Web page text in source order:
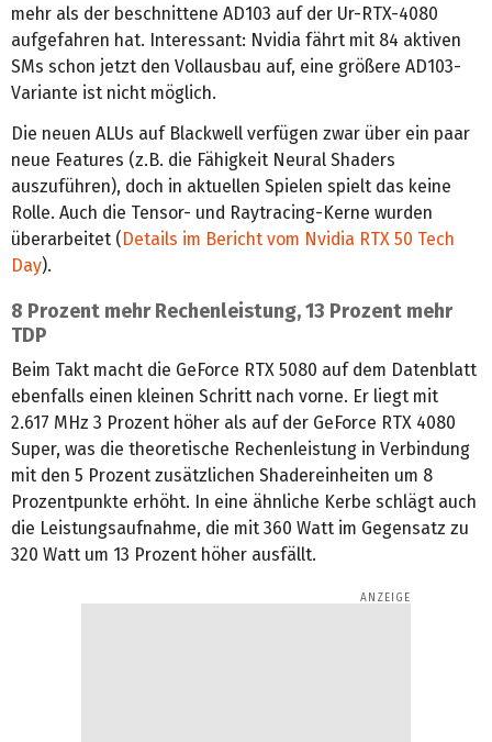
mehr als der beschnittene AD103 auf der Ur-RTX-4080
aufgefahren hat. Interessant: Nvidia fährt mit 84 aktiven
SMs schon jetzt den Vollausbau auf, eine größere AD103-
Variante ist nicht möglich.
Die neuen ALUs auf Blackwell verfügen zwar über ein paar
neue Features (z.B. die Fähigkeit Neural Shaders
auszuführen), doch in aktuellen Spielen spielt das keine
Rolle. Auch die Tensor- und Raytracing-Kerne wurden
überarbeitet ( Details im Bericht vom Nvidia RTX 50 Tech
Day).
8 Prozent mehr Rechenleistung, 13 Prozent mehr
TDP
Beim Takt macht die GeForce RTX 5080 auf dem Datenblatt
ebenfalls einen kleinen Schritt nach vorne. Er liegt mit
2.617 MHz 3 Prozent höher als auf der GeForce RTX 4080
Super, was die theoretische Rechenleistung in Verbindung
mit den 5 Prozent zusätzlichen Shadereinheiten um 8
Prozentpunkte erhöht. In eine ähnliche Kerbe schlägt auch
die Leistungsaufnahme, die mit 360 Watt im Gegensatz zu
320 Watt um 13 Prozent höher ausfällt.